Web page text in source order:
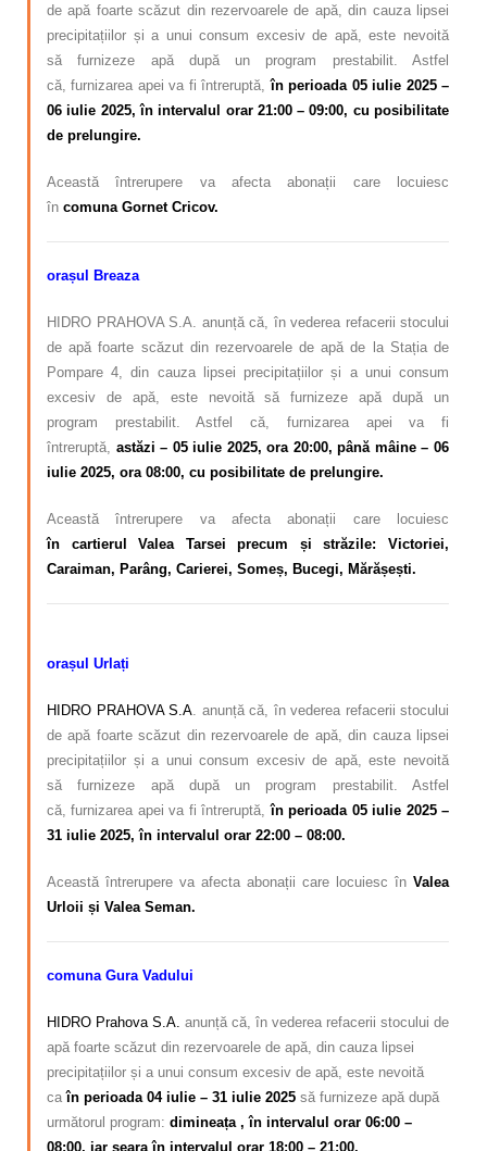
de apă foarte scăzut din rezervoarele de apă, din cauza lipsei
precipitațiilor și a unui consum excesiv de apă, este nevoită
să furnizeze apă după un program prestabilit. Astfel
că, furnizarea apei va fi întreruptă, în perioada 05 iulie 2025 –
06 iulie 2025, în intervalul orar 21:00 – 09:00, cu posibilitate
de prelungire.
Această întrerupere va afecta abonații care locuiesc
în comuna Gornet Cricov.
orașul Breaza
HIDRO PRAHOVA S.A. anunță că, în vederea refacerii stocului
de apă foarte scăzut din rezervoarele de apă de la Stația de
Pompare 4, din cauza lipsei precipitațiilor și a unui consum
excesiv de apă, este nevoită să furnizeze apă după un
program prestabilit. Astfel că, furnizarea apei va fi
întreruptă, astăzi – 05 iulie 2025, ora 20:00, până mâine – 06
iulie 2025, ora 08:00, cu posibilitate de prelungire.
Această întrerupere va afecta abonații care locuiesc
în cartierul Valea Tarsei precum și străzile: Victoriei,
Caraiman, Parâng, Carierei, Someș, Bucegi, Mărășești.
orașul Urlați
HIDRO PRAHOVA S.A . anunță că, în vederea refacerii stocului
de apă foarte scăzut din rezervoarele de apă, din cauza lipsei
precipitațiilor și a unui consum excesiv de apă,este nevoită
săfurnizeze apă după un program prestabilit. Astfel
că,furnizarea apei va fi întreruptă,în perioada 05 iulie 2025 –
31 iulie 2025, în intervalul orar 22:00 – 08:00.
Această întrerupere va afecta abonații care locuiesc în Valea
Urloii și Valea Seman.
comuna Gura Vadului
HIDRO Prahova S.A. anunță că, în vederea refacerii stocului de
apă foarte scăzut din rezervoarele de apă, din cauza lipsei
precipitațiilor și a unui consum excesiv de apă, este nevoită
caîn perioada 04 iulie – 31 iulie 2025 să furnizeze apă după
următorul program: dimineața , în intervalul orar 06:00 –
08:00, iar seara în intervalul orar 18:00 – 21:00.